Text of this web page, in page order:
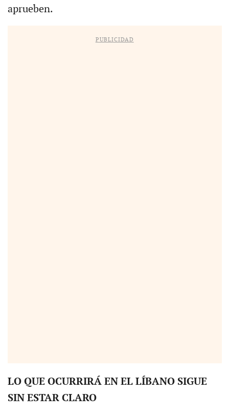
aprueben.
PUBLICIDAD
LO QUE OCURRIRÁ EN EL LÍBANO SIGUE
SIN ESTAR CLARO